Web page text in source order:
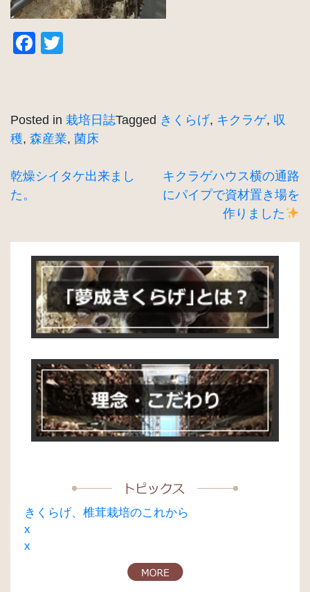
Facebook
Posted in 栽培日誌Tagged きくらげ, キクラゲ, 収
穫, 森産業, 菌床
投
ナ
ー
シ
乾燥シイタケ出来まし
た。
キクラゲハウス横の通路
にパイプで資材置き場を
作りました
きくらげ、椎茸栽培のこれから
x
x